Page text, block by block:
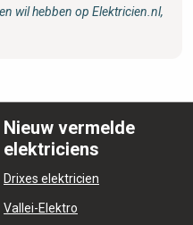
wil hebben op Elektricien.nl,
Nieuw vermelde
elektriciens
Drixes elektricien
Vallei-Elektro